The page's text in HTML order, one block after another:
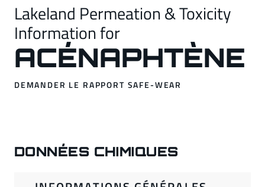
Lakeland Permeation & Toxicity
Information for
ACÉNAPHTÈNE
DEMANDER LE RAPPORT SAFE-WEAR
DONNÉES CHIMIQUES